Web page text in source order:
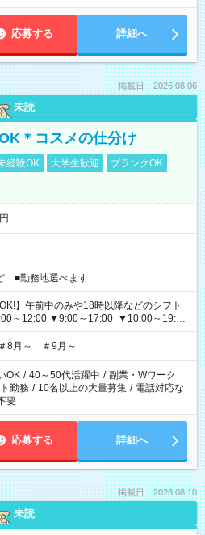
応募する 詳細へ
掲載日：2026.08.06
未読
＊コスメの仕分け
経験OK 大学生歓迎
ブランクOK
■勤務地選べます
】午前中のみや18時以降などのシフト
～12:00 ▼9:00～17:00 ▼10:00～19:00
8月～ ＃9月～
OK / 40～50代活躍中 / 副業・Wワーク
勤務 / 10名以上の大量募集 / 電話対応な
要
応募する 詳細へ
掲載日：2026.08.10
未読